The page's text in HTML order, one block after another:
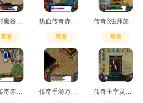
传奇封魔谷有哪些地图可以玩
查看
热血传奇赤月山谷密道图解
查看
传奇3法师加点技巧
查看
热血传奇赤月峡谷秘密通道在哪个位置 传奇手游万年雪霜在哪打开 传奇主宰灵胚怎么用